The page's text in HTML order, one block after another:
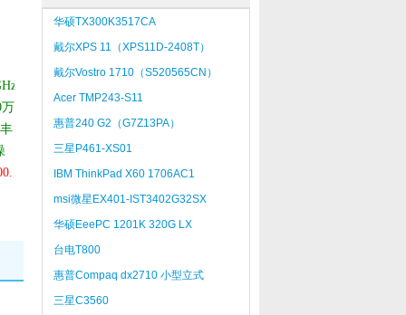
华硕TX300K3517CA
戴尔XPS 11（XPS11D-2408T）
戴尔Vostro 1710（S520565CN）
Acer TMP243-S11
惠普240 G2（G7Z13PA）
三星P461-XS01
IBM ThinkPad X60 1706AC1
msi微星EX401-IST3402G32SX
华硕EeePC 1201K 320G LX
台电T800
惠普Compaq dx2710 小型立式
（FH089PA#AB2）
三星C3560